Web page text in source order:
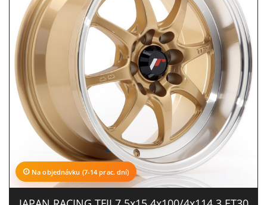
Na objednávku (7-14 prac. dní)